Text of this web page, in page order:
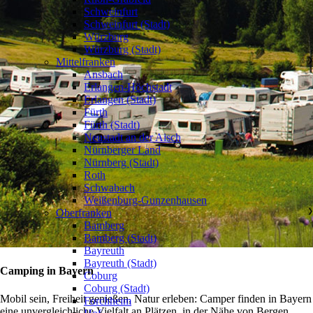
Camping in Bayern
Mobil sein, Freiheit genießen, Natur erleben: Camper finden in Bayern
Schweinfurt
Schweinfurt (Stadt)
Würzburg
Würzburg (Stadt)
Mittelfranken
❯
Ansbach
Erlangen-Höchstadt
Erlangen (Stadt)
Fürth
Fürth (Stadt)
Neustadt an der Aisch
Nürnberger Land
Nürnberg (Stadt)
Roth
Schwabach
Weißenburg-Gunzenhausen
Oberfranken
❯
Bamberg
Bamberg (Stadt)
Bayreuth
Bayreuth (Stadt)
Coburg
Coburg (Stadt)
Forchheim